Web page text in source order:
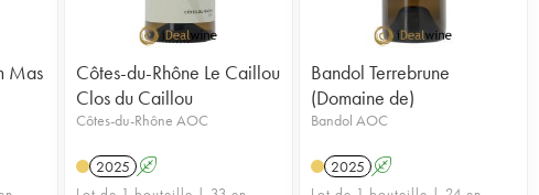
Mas
Côtes-du-Rhône Le Caillou
Clos du Caillou
Côtes-du-Rhône AOC
2025 A
Bandol Terrebrune
(Domaine de)
Bandol AOC
2025 A